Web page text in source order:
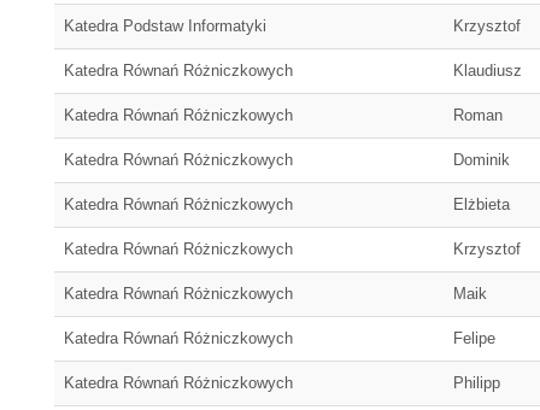
Katedra Podstaw Informatyki Krzysztof
Katedra Równań Różniczkowych Klaudiusz
Katedra Równań Różniczkowych Roman
Katedra Równań Różniczkowych Dominik
Katedra Równań Różniczkowych Elżbieta
Katedra Równań Różniczkowych Krzysztof
Katedra Równań Różniczkowych Maik
Katedra Równań Różniczkowych Felipe
Katedra Równań Różniczkowych Philipp